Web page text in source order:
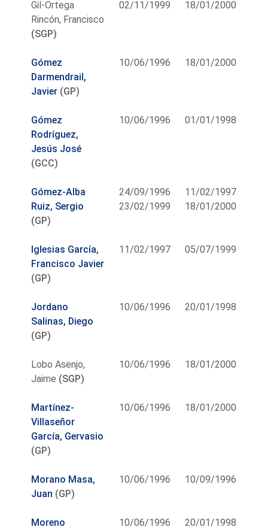
Gil-Ortega
Rincón, Francisco
(SGP)
02/11/1999 18/01/2000
Gómez
Darmendrail,
Javier (GP)
10/06/1996 18/01/2000
Gómez
Rodríguez,
Jesús José
(GCC)
10/06/1996 01/01/1998
Gómez-Alba
Ruiz, Sergio
(GP)
24/09/1996
23/02/1999
11/02/1997
18/01/2000
Iglesias García,
Francisco Javier
(GP)
11/02/1997 05/07/1999
Jordano
Salinas, Diego
(GP)
10/06/1996 20/01/1998
Lobo Asenjo,
Jaime (SGP)
10/06/1996 18/01/2000
Martínez-
Villaseñor
García, Gervasio
(GP)
10/06/1996 18/01/2000
Morano Masa,
Juan (GP)
10/06/1996 10/09/1996
Moreno
10/06/1996
20/01/1998